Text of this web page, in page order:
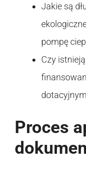
Jakie są
pompę
Czy
Proces